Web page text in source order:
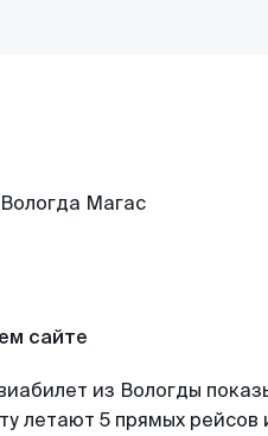
сайте
из Вологды
летают 5 прямых рейсов